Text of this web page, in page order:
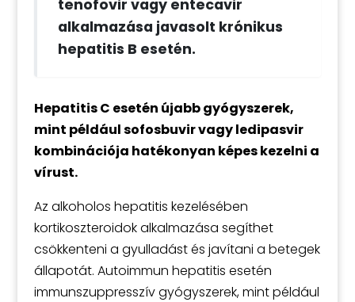
tenofovir vagy entecavir
alkalmazása javasolt krónikus
hepatitis B esetén.
Hepatitis C esetén újabb gyógyszerek,
mint például sofosbuvir vagy ledipasvir
kombinációja hatékonyan képes kezelni a
vírust.
Az alkoholos hepatitis kezelésében
kortikoszteroidok alkalmazása segíthet
csökkenteni a gyulladást és javítani a betegek
állapotát. Autoimmun hepatitis esetén
immunszuppresszív gyógyszerek, mint például